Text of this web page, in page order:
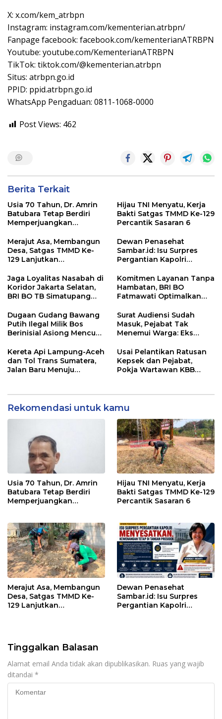
X: x.com/kem_atrbpn
Instagram: instagram.com/kementerian.atrbpn/
Fanpage facebook: facebook.com/kementerianATRBPN
Youtube: youtube.com/KementerianATRBPN
TikTok: tiktok.com/@kementerian.atrbpn
Situs: atrbpn.go.id
PPID: ppid.atrbpn.go.id
WhatsApp Pengaduan: 0811-1068-0000
Post Views: 462
Berita Terkait
Usia 70 Tahun, Dr. Amrin
Batubara Tetap Berdiri
Memperjuangkan
Hijau TNI Menyatu, Kerja
Bakti Satgas TMMD Ke-129
Percantik Sasaran 6
Merajut Asa, Membangun
Desa, Satgas TMMD Ke-
129 Lanjutkan
Dewan Penasehat
Sambar.id: Isu Surpres
Pergantian Kapolri
Kewenangan Mutlak di
Tangan Presiden
Jaga Loyalitas Nasabah di
Koridor Jakarta Selatan,
BRI BO TB Simatupang
Komitmen Layanan Tanpa
Hambatan, BRI BO
Fatmawati Optimalkan
Setiap Lini
Dugaan Gudang Bawang
Putih Ilegal Milik Bos
Berinisial Asiong Mencuat,
Didesak Bertindak
Surat Audiensi Sudah
Masuk, Pejabat Tak
Menemui Warga: Eks
Pelayanan Dinas
Transmigrasi Luwu Timur
Kereta Api Lampung-Aceh
dan Tol Trans Sumatera,
Jalan Baru Menuju
Usai Pelantikan Ratusan
Kepsek dan Pejabat,
Pokja Wartawan KBB
Rekomendasi untuk kamu
Usia 70 Tahun, Dr. Amrin
Batubara Tetap Berdiri
Memperjuangkan
Hijau TNI Menyatu, Kerja
Bakti Satgas TMMD Ke-129
Percantik Sasaran 6
Merajut Asa, Membangun
Desa, Satgas TMMD Ke-
129 Lanjutkan
Dewan Penasehat
Sambar.id: Isu Surpres
Pergantian Kapolri
Tinggalkan Balasan
Alamat email Anda tidak akan dipublikasikan. Ruas yang wajib
ditandai *